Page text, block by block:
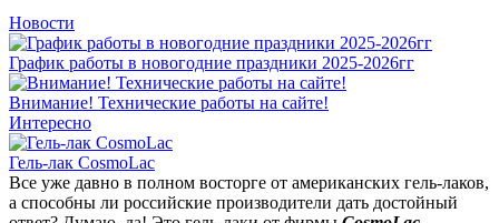
Новости
График работы в новогодние праздники 2025-2026гг
Внимание! Технические работы на сайте!
Интересно
Гель-лак CosmoLac
Все уже давно в полном восторге от американских гель-лаков,
а способны ли российские производители дать достойный